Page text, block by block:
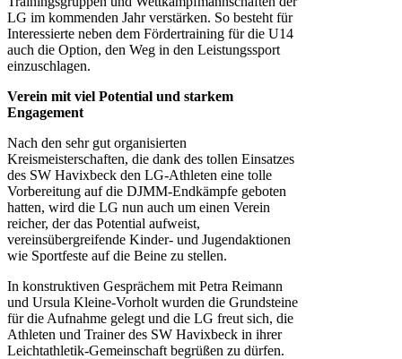
LG im kommenden Jahr verstärken. So besteht für
Interessierte neben dem Fördertraining für die U14
auch die Option, den Weg in den Leistungssport
einzuschlagen.
Verein mit viel Potential und starkem
Engagement
Nach den sehr gut organisierten
Kreismeisterschaften, die dank des tollen Einsatzes
des SW Havixbeck den LG-Athleten eine tolle
Vorbereitung auf die DJMM-Endkämpfe geboten
hatten, wird die LG nun auch um einen Verein
reicher, der das Potential aufweist,
vereinsübergreifende Kinder- und Jugendaktionen
wie Sportfeste auf die Beine zu stellen.
In konstruktiven Gesprächem mit Petra Reimann
und Ursula Kleine-Vorholt wurden die Grundsteine
für die Aufnahme gelegt und die LG freut sich, die
Athleten und Trainer des SW Havixbeck in ihrer
Leichtathletik-Gemeinschaft begrüßen zu dürfen.